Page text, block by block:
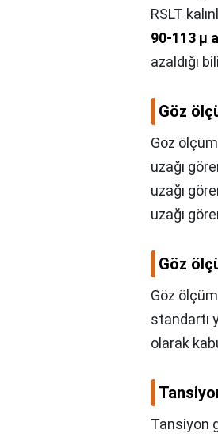
RSLT
90-113 µ
azaldığı
Göz
Göz
uzağı
uzağı
uzağı
Göz
Göz
standartı
olarak
Tansiyon